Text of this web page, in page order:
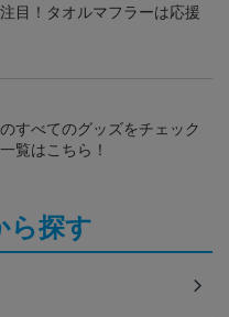
目！タオルマフラーは応援
すべてのグッズをチェック
覧はこちら！
ら探す